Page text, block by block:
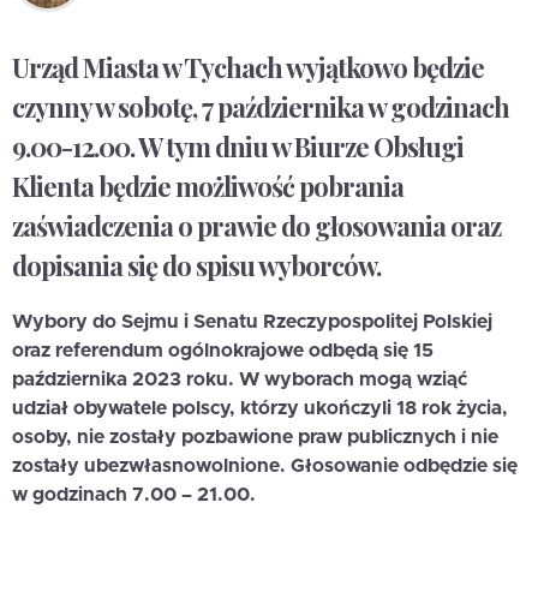
Urząd Miasta w Tychach wyjątkowo będzie
czynny w sobotę, 7 października w godzinach
9.00-12.00. W tym dniu w Biurze Obsługi
Klienta będzie możliwość pobrania
zaświadczenia o prawie do głosowania oraz
dopisania się do spisu wyborców.
Wybory do Sejmu i Senatu Rzeczypospolitej Polskiej
oraz referendum ogólnokrajowe odbędą się 15
października 2023 roku. W wyborach mogą wziąć
udział obywatele polscy, którzy ukończyli 18 rok życia,
osoby, nie zostały pozbawione praw publicznych i nie
zostały ubezwłasnowolnione. Głosowanie odbędzie się
w godzinach 7.00 – 21.00.